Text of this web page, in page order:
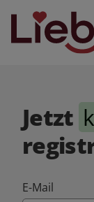
Jetzt
E-Mail